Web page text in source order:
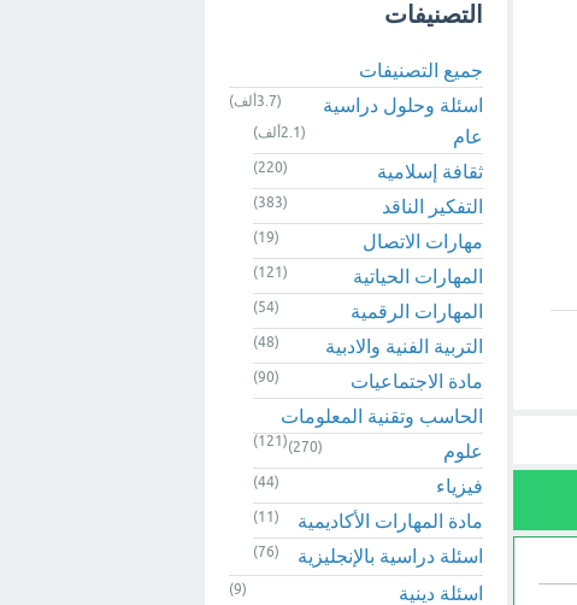
التصنيفات
جميع التصنيفات
اسئلة وحلول دراسية
(3.7ألف)
عام (2.1ألف)
ثقافة إسلامية (220)
التفكير الناقد (383)
مهارات الاتصال (19)
المهارات الحياتية (121)
المهارات الرقمية (54)
التربية الفنية والادبية (48)
مادة الاجتماعيات (90)
الحاسب وتقنية المعلومات
(121) علوم (270)
فيزياء (44)
مادة المهارات الأكاديمية (11)
اسئلة دراسية بالإنجليزية (76)
اسئلة دينية (9)